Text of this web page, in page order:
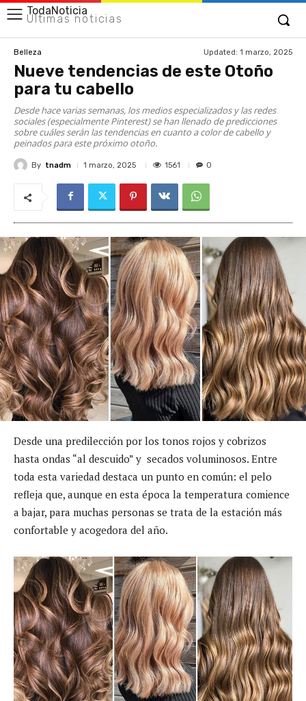
TodaNoticia
Últimas noticias
Belleza Updated: 1 marzo, 2025
Nueve tendencias de este Otoño
para tu cabello
Desde hace varias semanas, los medios especializados y las redes
sociales (especialmente Pinterest) se han llenado de predicciones
sobre cuáles serán las tendencias en cuanto a color de cabello y
peinados para este próximo otoño.
By tnadm 1 marzo, 2025 1561 0
Desde una predilección por los tonos rojos y cobrizos
hasta ondas “al descuido” y secados voluminosos. Entre
toda esta variedad destaca un punto en común: el pelo
refleja que, aunque en esta época la temperatura comience
a bajar, para muchas personas se trata de la estación más
confortable y acogedora del año.